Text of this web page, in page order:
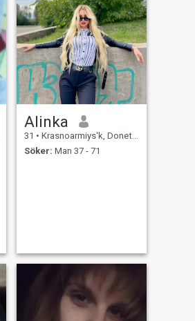
Alinka
31 • Krasnoarmiys'k, Donets'k, Ukraina
Söker: Man 37 - 71